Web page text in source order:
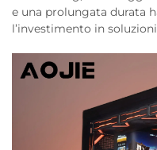
e una prolungata durata
l’investimento in